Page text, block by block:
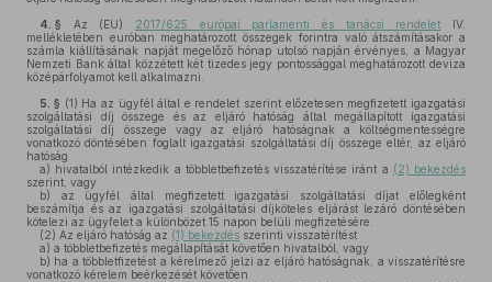
4. § Az (EU) 2017/625 európai parlamenti és tanácsi rendelet IV.
mellékletében euróban meghatározott összegek forintra való átszámításakor a
számla kiállításának napját megelőző hónap utolsó napján érvényes, a Magyar
Nemzeti Bank által közzétett két tizedes jegy pontossággal meghatározott deviza
középárfolyamot kell alkalmazni.
5. § (1) Ha az ügyfél által e rendelet szerint előzetesen megfizetett igazgatási
szolgáltatási díj összege és az eljáró hatóság által megállapított igazgatási
szolgáltatási díj összege vagy az eljáró hatóságnak a költségmentességre
vonatkozó döntésében foglalt igazgatási szolgáltatási díj összege eltér, az eljáró
hatóság
a) hivatalból intézkedik a többletbefizetés visszatérítése iránt a (2) bekezdés
szerint, vagy
b) az ügyfél által megfizetett igazgatási szolgáltatási díjat előlegként
beszámítja és az igazgatási szolgáltatási díjköteles eljárást lezáró döntésében
kötelezi az ügyfelet a különbözet 15 napon belüli megfizetésére.
(2) Az eljáró hatóság az (1) bekezdés szerinti visszatérítést
a) a többletbefizetés megállapítását követően hivatalból, vagy
b) ha a többletfizetést a kérelmező jelzi az eljáró hatóságnak, a visszatérítésre
vonatkozó kérelem beérkezését követően